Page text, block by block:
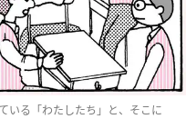
いる「わたしたち」と、そこに